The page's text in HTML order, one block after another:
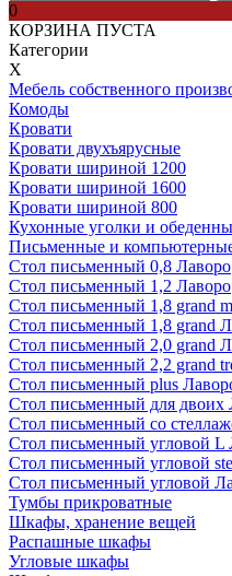
0
КОРЗИНА ПУСТА
Категории
Х
Мебель собственного
Комоды
Кровати
Кровати двухъярусные
Кровати шириной 1200
Кровати шириной 1600
Кровати шириной 800
Кухонные уголки и
Письменные и
Стол письменный 0,8 Лаворо
Стол письменный 1,2 Лаворо
Стол письменный 1,8 grand
Стол письменный 1,8 grand
Стол письменный 2,0 grand
Стол письменный 2,2 grand
Стол письменный plus
Стол письменный для двоих
Стол письменный со
Стол письменный угловой L
Стол письменный угловой
Стол письменный угловой
Тумбы прикроватные
Шкафы, хранение вещей
Распашные шкафы
Угловые шкафы